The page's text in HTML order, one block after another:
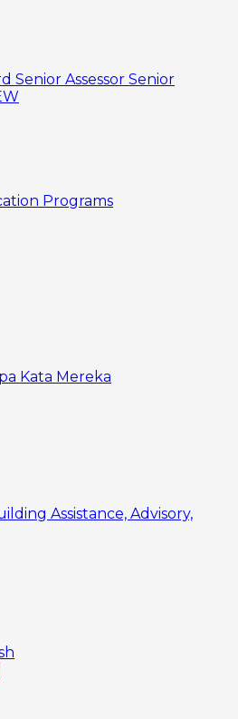
Senior Assessor Senior
Programs
Kata Mereka
Assistance, Advisory,